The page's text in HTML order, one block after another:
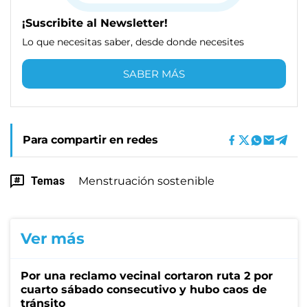
¡Suscribite al Newsletter!
Lo que necesitas saber, desde donde necesites
SABER MÁS
Para compartir en redes
Temas Menstruación sostenible
Ver más
Por una reclamo vecinal cortaron ruta 2 por
cuarto sábado consecutivo y hubo caos de
tránsito